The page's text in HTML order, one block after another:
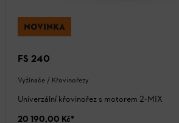
NOVINKA
FS 240
Vyžínače / Křovinořezy
Univerzální křovinořez s motorem 2‑MIX
20 190,00 Kč*